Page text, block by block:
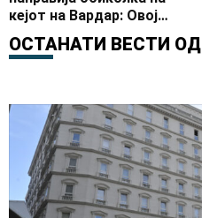
кејот на Вардар: Овој
простор ќе прерасне во
современ спортско-
ОСТАНАТИ ВЕСТИ ОД